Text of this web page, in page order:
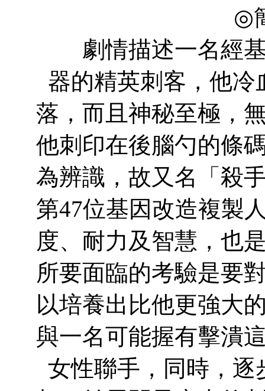
◎
劇情描述一名經基
器的精英刺客，他
落，而且神秘至極，
他刺印在後腦勺的條
為辨識，故又名「殺
第47位基因改造複製
度、耐力及智慧，也
所要面臨的考驗是要
以培養出比他更強大
與一名可能握有擊潰
女性聯手，同時，